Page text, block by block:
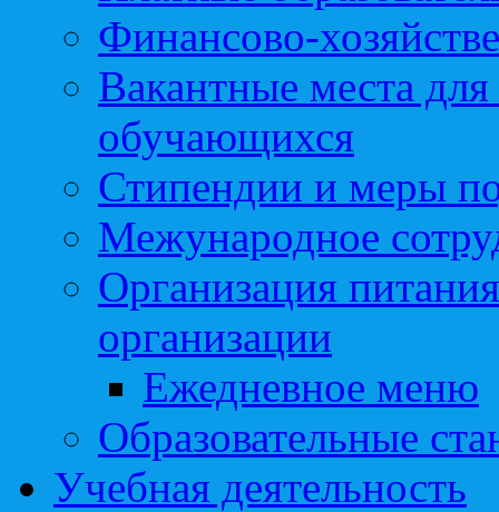
Финансово-
Вакантные места
обучающихся
Стипендии и меры
Межународное
Организация
организации
Ежедневное меню
Образовательные
Учебная деятельность